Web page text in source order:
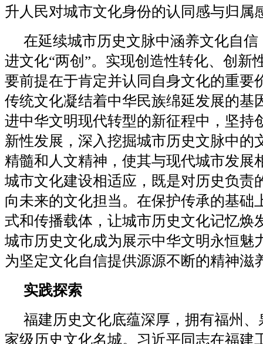
升人民对城市文化身份的认同感与归属
在延续城市历史文脉中涵养文化自
进文化“两创”。实现创造性转化、创新
要前提在于肯定并认同自身文化的重要
传统文化凝结着中华民族绵延发展的基
进中华文明现代转型的新征程中，坚持
新性发展，深入挖掘城市历史文脉中的
精髓和人文精神，使其与现代城市发展
城市文化建设相适应，既是对历史负责
向未来的文化担当。在保护传承的基础
式和传播载体，让城市历史文化记忆焕
城市历史文化成为展示中华文明永恒魅
为坚定文化自信提供源源不断的精神滋
实践探索
福建历史文化底蕴深厚，拥有福州
家级历史文化名城。习近平同志在福建